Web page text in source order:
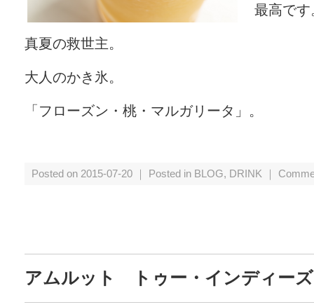
最高です
真夏の救世主。
大人のかき氷。
「フローズン・桃・マルガリータ」。
Posted on 2015-07-20 ｜ Posted in BLOG, DRINK ｜
アムルット トゥー・インディー